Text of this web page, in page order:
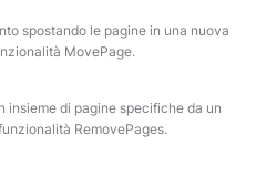
spostando le pagine in una nuova
MovePage.
insieme di pagine specifiche da un
RemovePages.